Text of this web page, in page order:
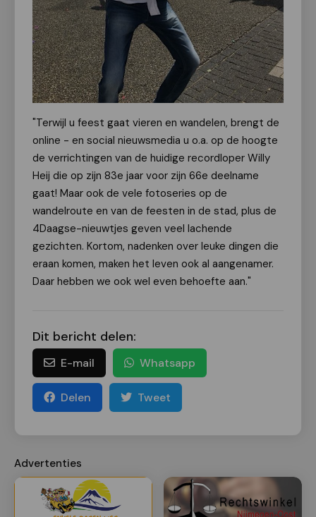
"Terwijl u feest gaat vieren en wandelen, brengt de
online - en social nieuwsmedia u o.a. op de hoogte
de verrichtingen van de huidige recordloper Willy
Heij die op zijn 83e jaar voor zijn 66e deelname
gaat! Maar ook de vele fotoseries op de
wandelroute en van de feesten in de stad, plus de
4Daagse-nieuwtjes geven veel lachende
gezichten. Kortom, nadenken over leuke dingen die
eraan komen, maken het leven ook al aangenamer.
Daar hebben we ook wel even behoefte aan."
Dit bericht delen:
E-mail Whatsapp
Delen Tweet
Advertenties